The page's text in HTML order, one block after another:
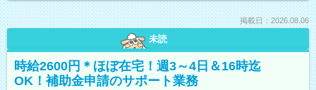
掲載日：2026.08.06
未読
時給2600円＊ほぼ在宅！週3～4日＆16時迄
OK！補助金申請のサポート業務